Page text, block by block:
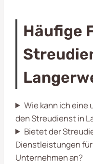
Häufige
Wie kann ich
den Streudienst in
Bietet der
Dienstleistungen
Unternehmen an?